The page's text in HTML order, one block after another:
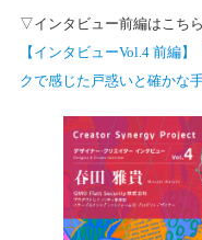
▽インタビュー前編はこち
【インタビューVol.4 前編
クで感じた戸惑いと確かな